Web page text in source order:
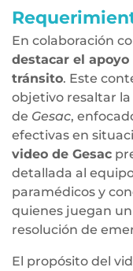
En colaboración
destacar el
tránsito. Este
objetivo resaltar la
de Gesac,
efectivas en
video de Gesac
detallada al
paramédicos y
quienes juegan
resolución de
El propósito del